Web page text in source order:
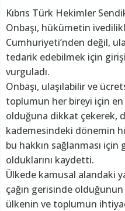
Kıbrıs Türk Hekimler
Onbaşı, hükümetin
Cumhuriyeti’nden değil,
tedarik edebilmek için
vurguladı.
Onbaşı, ulaşılabilir ve
toplumun her bireyi için
olduğuna dikkat çekerek,
kademesindeki dönemin
bu hakkın sağlanması
olduklarını kaydetti.
Ülkede kamusal alandaki
çağın gerisinde
ülkenin ve toplumun